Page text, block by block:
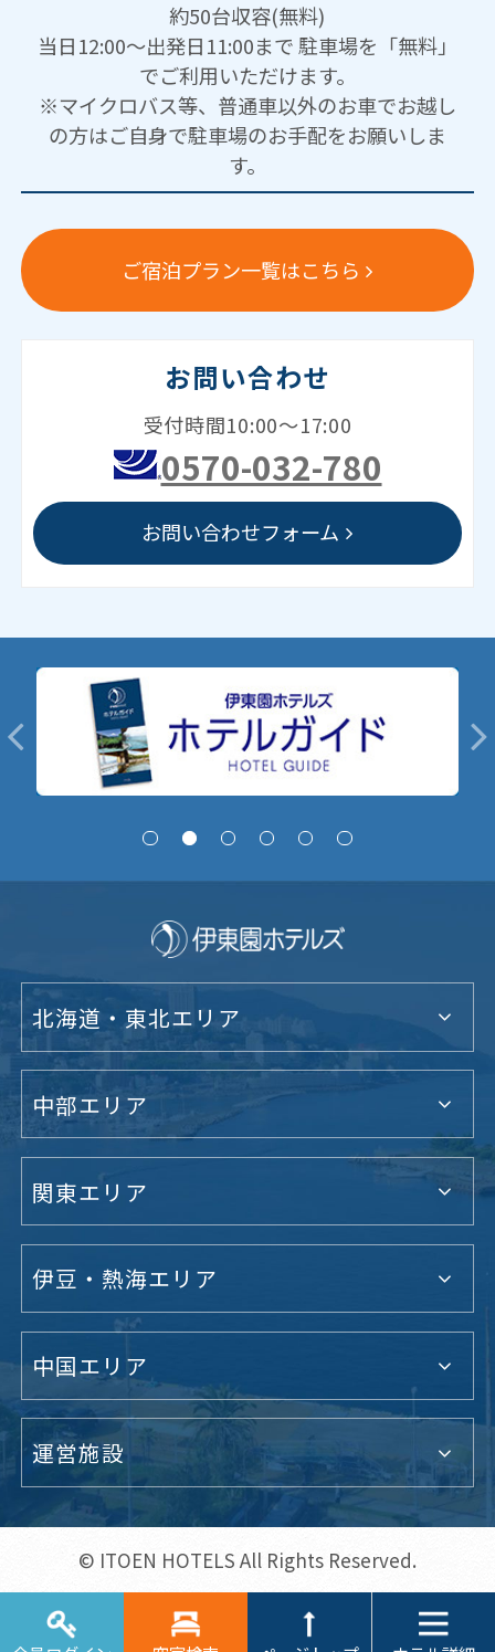
約50台収容(無料)
当日12:00～出発日11:00まで 駐車場を「無料」
でご利用いただけます。
※マイクロバス等、普通車以外のお車でお越し
の方はご自身で駐車場のお手配をお願いしま
す。
ご宿泊プラン一覧はこちら
お問い合わせ
受付時間10:00～17:00
0570-032-780
お問い合わせフォーム
北海道・東北エリア
中部エリア
関東エリア
伊豆・熱海エリア
中国エリア
運営施設
© ITOEN HOTELS All Rights Reserved.